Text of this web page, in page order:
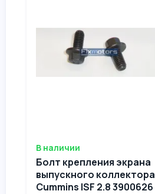
В наличии
Болт крепления экрана
выпускного коллектора
Cummins ISF 2.8 3900626